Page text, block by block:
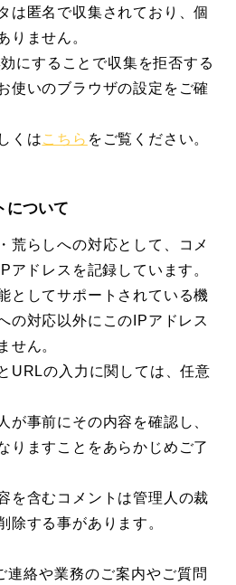
は匿名で収集されており、個
りません。
にすることで収集を拒否する
使いのブラウザの設定をご確
くはこちら をご覧ください。
について
荒らしへの対応として、コメ
アドレスを記録しています。
としてサポートされている機
の対応以外にこのIPアドレス
せん。
URLの入力に関しては、任意
が事前にその内容を確認し、
りますことをあらかじめご了
を含むコメントは管理人の裁
除する事があります。
連絡や業務のご案内やご質問